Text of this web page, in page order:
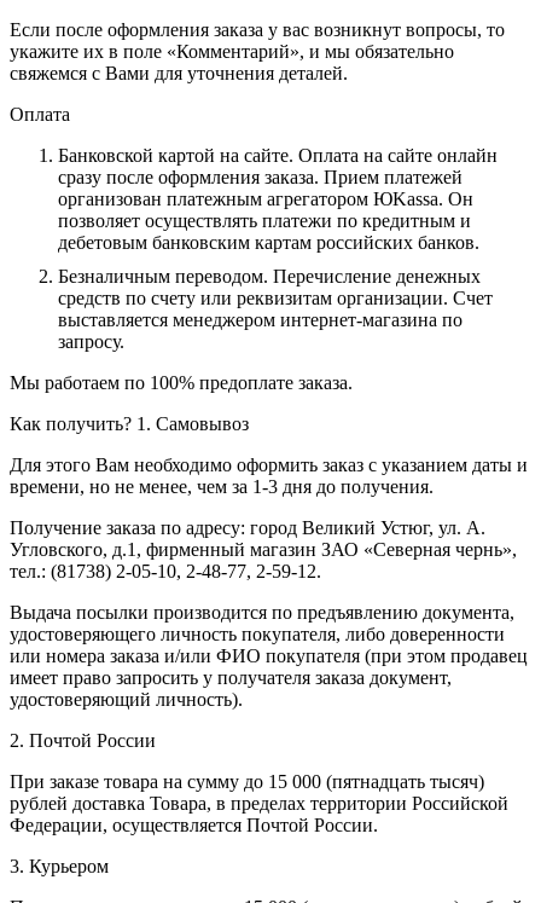
Если после оформления заказа у вас возникнут вопросы, то
укажите их в поле «Комментарий», и мы обязательно
свяжемся с Вами для уточнения деталей.
Оплата
Банковской картой на сайте. Оплата на сайте онлайн
сразу после оформления заказа. Прием платежей
организован платежным агрегатором ЮKassa. Он
позволяет осуществлять платежи по кредитным и
дебетовым банковским картам российских банков.
Безналичным переводом. Перечисление денежных
средств по счету или реквизитам организации. Счет
выставляется менеджером интернет-магазина по
запросу.
Мы работаем по 100% предоплате заказа.
Как получить? 1. Самовывоз
Для этого Вам необходимо оформить заказ с указанием даты и
времени, но не менее, чем за 1-3 дня до получения.
Получение заказа по адресу: город Великий Устюг, ул. А.
Угловского, д.1, фирменный магазин ЗАО «Северная чернь»,
тел.: (81738) 2-05-10, 2-48-77, 2-59-12.
Выдача посылки производится по предъявлению документа,
удостоверяющего личность покупателя, либо доверенности
или номера заказа и/или ФИО покупателя (при этом продавец
имеет право запросить у получателя заказа документ,
удостоверяющий личность).
2. Почтой России
При заказе товара на сумму до 15 000 (пятнадцать тысяч)
рублей доставка Товара, в пределах территории Российской
Федерации, осуществляется Почтой России.
3. Курьером